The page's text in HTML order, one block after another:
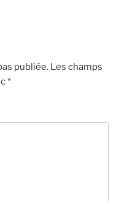
publiée. Les champs
*